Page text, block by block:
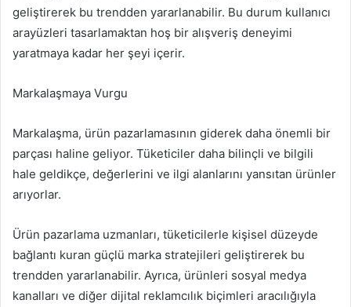
geliştirerek bu trendden yararlanabilir. Bu durum kullanıcı
arayüzleri tasarlamaktan hoş bir alışveriş deneyimi
yaratmaya kadar her şeyi içerir.
Markalaşmaya Vurgu
Markalaşma, ürün pazarlamasının giderek daha önemli bir
parçası haline geliyor. Tüketiciler daha bilinçli ve bilgili
hale geldikçe, değerlerini ve ilgi alanlarını yansıtan ürünler
arıyorlar.
Ürün pazarlama uzmanları, tüketicilerle kişisel düzeyde
bağlantı kuran güçlü marka stratejileri geliştirerek bu
trendden yararlanabilir. Ayrıca, ürünleri sosyal medya
kanalları ve diğer dijital reklamcılık biçimleri aracılığıyla